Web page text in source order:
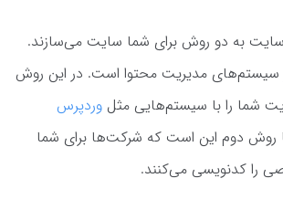
به دو روش برای شما سایت می‌سازند.
سیستم‌های مدیریت محتوا است. در این روش
شما را با سیستم‌هایی مثل وردپرس
روش دوم این است که شرکت‌ها برای شما
را کدنویسی می‌کنند.